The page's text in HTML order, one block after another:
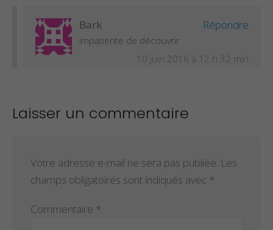
Bark Répondre
Impatiente de découvrir
10 juin 2016 à 12 h 32 min
Laisser un commentaire
Votre adresse e-mail ne sera pas publiée. Les
champs obligatoires sont indiqués avec *
Commentaire *